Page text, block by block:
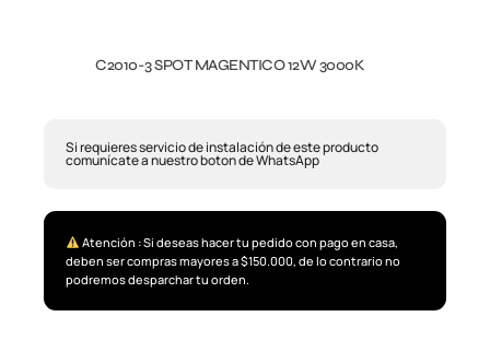
C2010-3 SPOT MAGENTICO 12W 3000K
Si requieres servicio de instalación de este producto
comunícate a nuestro boton de WhatsApp
Atención : Si deseas hacer tu pedido con pago en casa,
deben ser compras mayores a $150.000, de lo contrario no
podremos desparchar tu orden.